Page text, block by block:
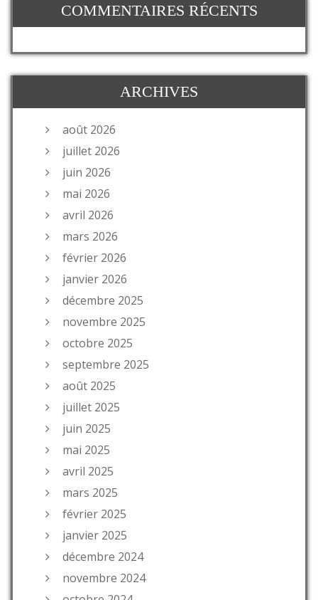
COMMENTAIRES RÉCENTS
ARCHIVES
août 2026
juillet 2026
juin 2026
mai 2026
avril 2026
mars 2026
février 2026
janvier 2026
décembre 2025
novembre 2025
octobre 2025
septembre 2025
août 2025
juillet 2025
juin 2025
mai 2025
avril 2025
mars 2025
février 2025
janvier 2025
décembre 2024
novembre 2024